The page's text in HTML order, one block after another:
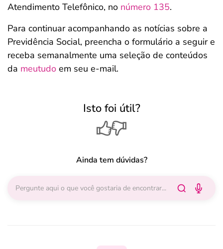
Atendimento Telefônico, no número 135.
Para continuar acompanhando as notícias sobre a
Previdência Social, preencha o formulário a seguir e
receba semanalmente uma seleção de conteúdos
da meutudo em seu e-mail.
Isto foi útil?
Ainda tem dúvidas?